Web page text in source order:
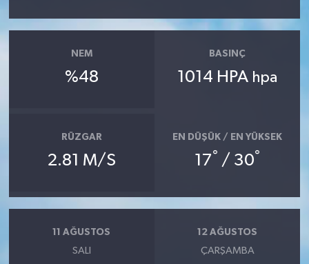
NEM
%48
BASINÇ
1014 HPA hpa
RÜZGAR
2.81 M/S
EN DÜŞÜK / EN YÜKSEK
17° / 30°
11 AĞUSTOS
SALI
12 AĞUSTOS
ÇARŞAMBA